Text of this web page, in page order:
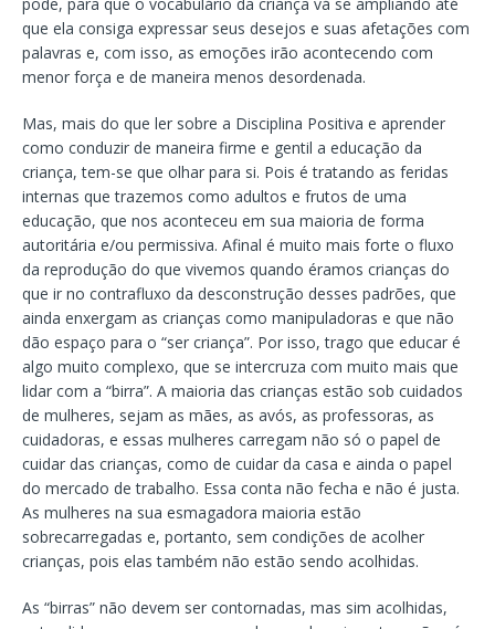
pode, para que o vocabulário da criança vá se ampliando até
que ela consiga expressar seus desejos e suas afetações com
palavras e, com isso, as emoções irão acontecendo com
menor força e de maneira menos desordenada.
Mas, mais do que ler sobre a Disciplina Positiva e aprender
como conduzir de maneira firme e gentil a educação da
criança, tem-se que olhar para si. Pois é tratando as feridas
internas que trazemos como adultos e frutos de uma
educação, que nos aconteceu em sua maioria de forma
autoritária e/ou permissiva. Afinal é muito mais forte o fluxo
da reprodução do que vivemos quando éramos crianças do
que ir no contrafluxo da desconstrução desses padrões, que
ainda enxergam as crianças como manipuladoras e que não
dão espaço para o “ser criança”. Por isso, trago que educar é
algo muito complexo, que se intercruza com muito mais que
lidar com a “birra”. A maioria das crianças estão sob cuidados
de mulheres, sejam as mães, as avós, as professoras, as
cuidadoras, e essas mulheres carregam não só o papel de
cuidar das crianças, como de cuidar da casa e ainda o papel
do mercado de trabalho. Essa conta não fecha e não é justa.
As mulheres na sua esmagadora maioria estão
sobrecarregadas e, portanto, sem condições de acolher
crianças, pois elas também não estão sendo acolhidas.
As “birras” não devem ser contornadas, mas sim acolhidas,